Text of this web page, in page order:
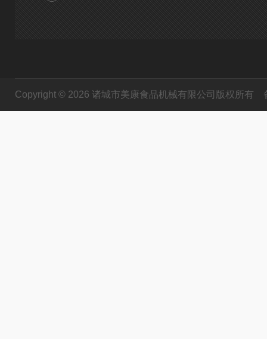
Copyright © 2026 诸城市美康食品机械有限公司版权所有